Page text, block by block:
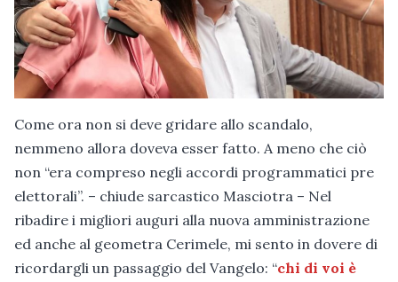
Come ora non si deve gridare allo scandalo,
nemmeno allora doveva esser fatto. A meno che ciò
non “era compreso negli accordi programmatici pre
elettorali”. – chiude sarcastico Masciotra – Nel
ribadire i migliori auguri alla nuova amministrazione
ed anche al geometra Cerimele, mi sento in dovere di
ricordargli un passaggio del Vangelo: “chi di voi è